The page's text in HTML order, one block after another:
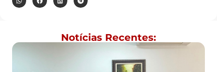
Notícias Recentes: